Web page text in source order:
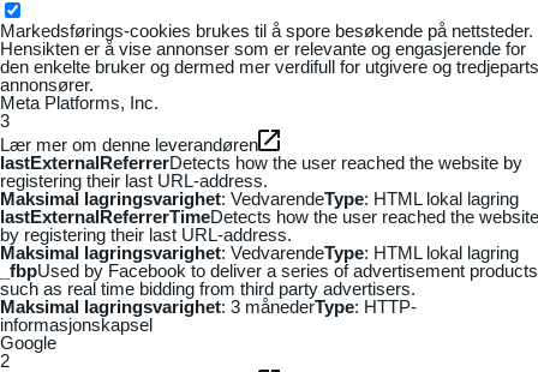
Markedsførings-cookies brukes til å spore besøkende på nettsteder.
Hensikten er å vise annonser som er relevante og engasjerende for
den enkelte bruker og dermed mer verdifull for utgivere og tredjeparts
annonsører.
Meta Platforms, Inc.
3
Lær mer om denne leverandøren
lastExternalReferrerDetects how the user reached the website by
registering their last URL-address.
Maksimal lagringsvarighet: VedvarendeType: HTML lokal lagring
lastExternalReferrerTimeDetects how the user reached the website
by registering their last URL-address.
Maksimal lagringsvarighet: VedvarendeType: HTML lokal lagring
_fbpUsed by Facebook to deliver a series of advertisement products
such as real time bidding from third party advertisers.
Maksimal lagringsvarighet: 3 månederType: HTTP-
informasjonskapsel
Google
2